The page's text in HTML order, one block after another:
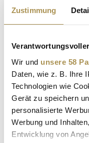
Zustimmung
Wir und unsere 58
Daten, wie z. B. Ihre
Technologien wie
Gerät zu speichern
personalisierte
Werbung und
Entwicklung von